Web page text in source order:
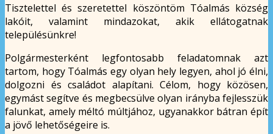
Tisztelettel és szeretettel köszöntöm Tóalmás község
lakóit, valamint mindazokat, akik ellátogatnak
településünkre!
Polgármesterként legfontosabb feladatomnak azt
tartom, hogy Tóalmás egy olyan hely legyen, ahol jó élni,
dolgozni és családot alapítani. Célom, hogy közösen,
egymást segítve és megbecsülve olyan irányba fejlesszük
falunkat, amely méltó múltjához, ugyanakkor bátran épít
a jövő lehetőségeire is.